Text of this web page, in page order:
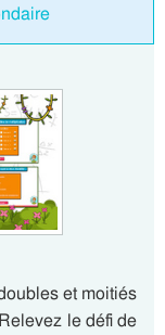
et moitiés
le défi de